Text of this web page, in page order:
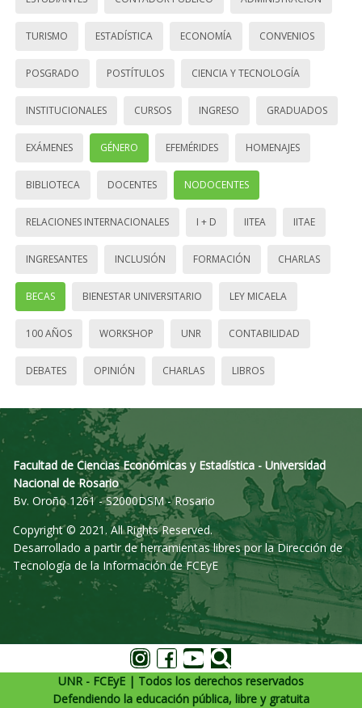
TURISMO ESTADÍSTICA ECONOMÍA CONVENIOS
POSGRADO POSTÍTULOS CIENCIA Y TECNOLOGÍA
INSTITUCIONALES CURSOS INGRESO GRADUADOS
EXÁMENES GÉNERO EFEMÉRIDES HOMENAJES
BIBLIOTECA DOCENTES NODOCENTES
RELACIONES INTERNACIONALES I + D IITEA IITAE
INGRESANTES INCLUSIÓN FORMACIÓN CHARLAS
BECAS BIENESTAR UNIVERSITARIO LEY MICAELA
100 AÑOS WORKSHOP UNR CONTABILIDAD
DEBATES OPINIÓN CHARLAS LIBROS
Facultad de Ciencias Económicas y Estadística - Universidad
Nacional de Rosario
Bv. Oroño 1261 - S2000DSM - Rosario
Copyright © 2021. All Rights Reserved.
Desarrollado a partir de herramientas libres por la Dirección de
Tecnología de la Información de FCEyE
UNR - FCEyE | Todos los derechos reservados
Defendiendo la educación pública, libre y gratuita